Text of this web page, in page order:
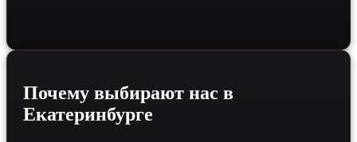
Почему выбирают нас в
Екатеринбурге